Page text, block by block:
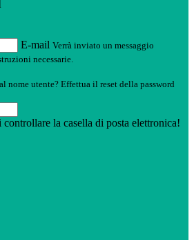
E-mail Verrà inviato un messaggio
necessarie.
nome utente? Effettua il reset della password
la casella di posta elettronica!